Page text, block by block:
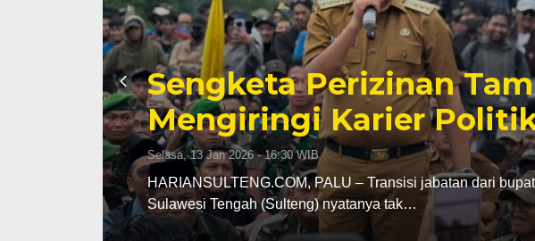
Sengketa Perizinan
Mengiringi Karier
Selasa, 13 Jan 2026 - 16:30 WIB
HARIANSULTENG.COM, PALU – Transisi jabatan dari
Sulawesi Tengah (Sulteng) nyatanya tak…